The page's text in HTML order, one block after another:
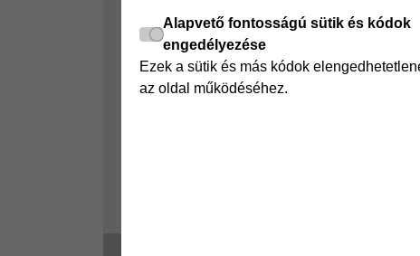
Alapvető fontosságú sütik és kódok
engedélyezése
Ezek a sütik és más kódok
az oldal működéséhez.
GYIK
Sajtószoba
Nyilvánosságra hozatal